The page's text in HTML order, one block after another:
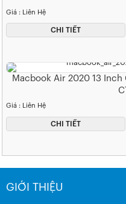
Giá : Liên Hệ
CHI TIẾT
Macbook Air 2020 13 Inch
Giá : Liên Hệ
CHI TIẾT
GIỚI THIỆU